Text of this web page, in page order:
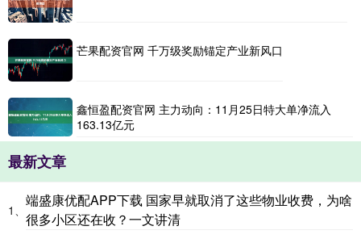
芒果配资官网 千万级奖励锚定产业新风口
鑫恒盈配资官网 主力动向：11月25日特大单净流入
163.13亿元
最新文章
1、
端盛康优配APP下载 国家早就取消了这些物业收费，为啥
很多小区还在收？一文讲清